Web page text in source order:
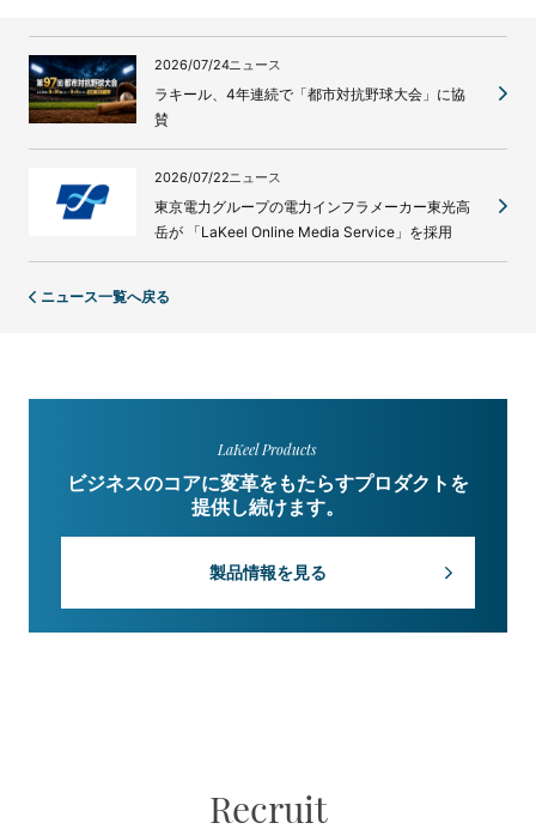
2026/07/24ニュース
ラキール、4年連続で「都市対抗野球大会」に協
賛
2026/07/22ニュース
東京電力グループの電力インフラメーカー東光高
岳が 「LaKeel Online Media Service」を採用
ニュース一覧へ戻る
LaKeel Products
ビジネスのコアに変革をもたらすプロダクトを
提供し続けます。
製品情報を見る
Recruit